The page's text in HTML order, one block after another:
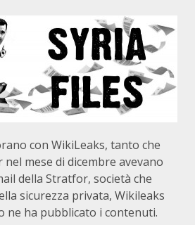
con WikiLeaks, tanto che
mese di dicembre avevano
della Stratfor, società che
sicurezza privata, Wikileaks
ne ha pubblicato i contenuti.